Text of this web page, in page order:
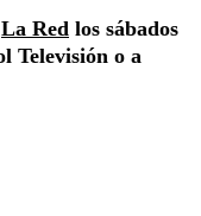
La Red los sábados
Televisión o a